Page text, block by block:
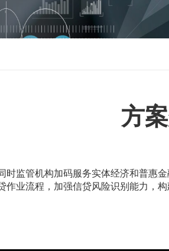
方
监管机构加码服务实体经济和普惠
业流程，加强信贷风险识别能力，